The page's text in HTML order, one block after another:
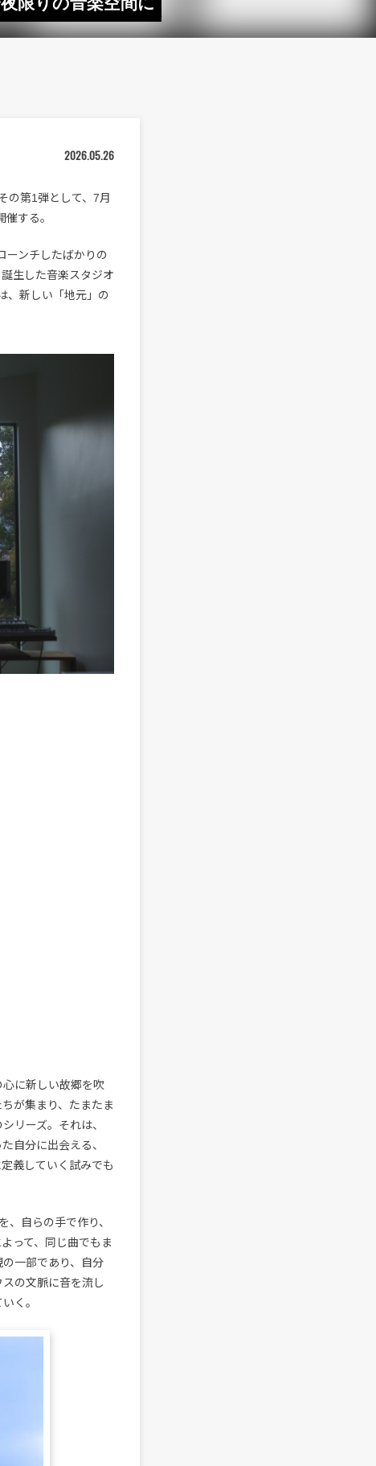
2026.05.26
の第1弾として、7月
する。
ーンチしたばかりの
生した音楽スタジオ
、新しい「地元」の
に新しい故郷を吹
が集まり、たまたま
リーズ。それは、
自分に出会える、
義していく試みでも
、自らの手で作り、
って、同じ曲でもま
一部であり、自分
の文脈に音を流し
く。